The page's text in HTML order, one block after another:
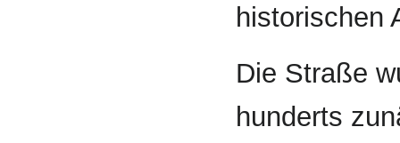
historischen
Die Straße
hunderts